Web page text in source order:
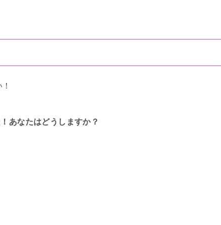
あなたはどうしますか？